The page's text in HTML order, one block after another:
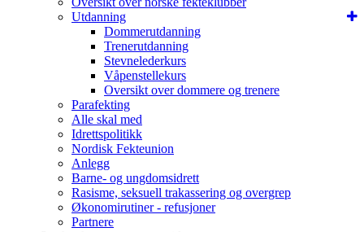
Utdanning
Dommerutdanning
Trenerutdanning
Stevnelederkurs
Våpenstellekurs
Oversikt over dommere og trenere
Parafekting
Alle skal med
Idrettspolitikk
Nordisk Fekteunion
Anlegg
Barne- og ungdomsidrett
Rasisme, seksuell trakassering og overgrep
Økonomirutiner - refusjoner
Partnere